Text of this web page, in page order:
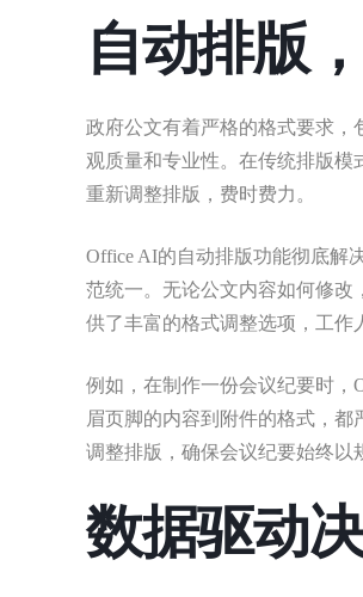
自动排版
政府公文有着严格的格式要求，
观质量和专业性。在传统排版
重新调整排版，费时费力。
Office AI的自动排版功能彻底解
范统一。无论公文内容如何修改
供了丰富的格式调整选项，工作
例如，在制作一份会议纪要时，
眉页脚的内容到附件的格式，
调整排版，确保会议纪要始终以
数据驱动